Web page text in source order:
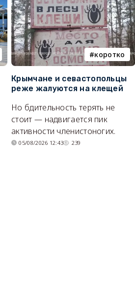
коротко
Крымчане и севастопольцы
реже жалуются на клещей
Но бдительность терять не
стоит — надвигается пик
активности членистоногих.
05/08/2026 12:43 239